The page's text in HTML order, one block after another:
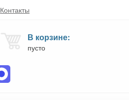
Контакты
В корзине:
пусто